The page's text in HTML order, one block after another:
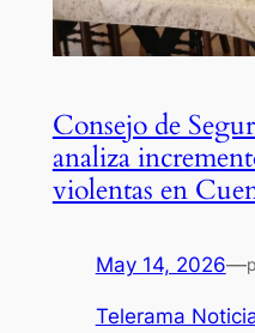
Consejo de
analiza
violentas en
May 14, 2026—
Telerama